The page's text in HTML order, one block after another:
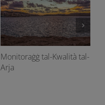
Monitoraġġ tal-Kwalità tal-
Arja